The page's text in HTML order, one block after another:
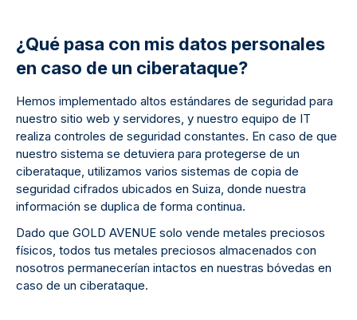
¿Qué pasa con mis datos personales
en caso de un ciberataque?
Hemos implementado altos estándares de seguridad para
nuestro sitio web y servidores, y nuestro equipo de IT
realiza controles de seguridad constantes. En caso de que
nuestro sistema se detuviera para protegerse de un
ciberataque, utilizamos varios sistemas de copia de
seguridad cifrados ubicados en Suiza, donde nuestra
información se duplica de forma continua.
Dado que GOLD AVENUE solo vende metales preciosos
físicos, todos tus metales preciosos almacenados con
nosotros permanecerían intactos en nuestras bóvedas en
caso de un ciberataque.